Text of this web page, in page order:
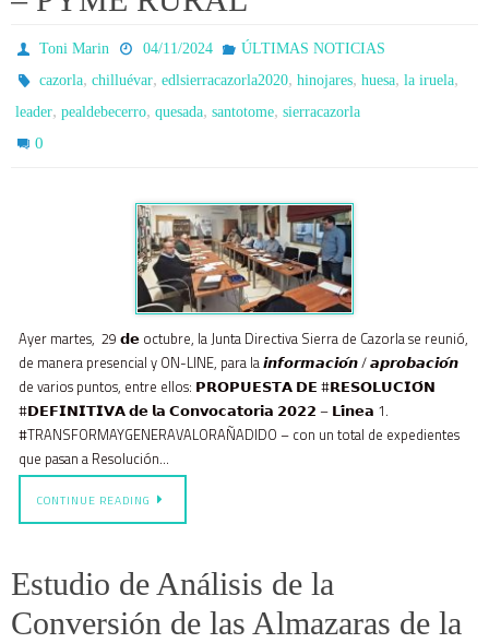
Toni Marin 04/11/2024
ÚLTIMAS NOTICIAS
cazorla,chilluévar,edlsierracazorla2020,hinojares,huesa,la iruela,
leader, pealdebecerro, quesada, santotome, sierracazorla
0
Ayer martes, 29 𝗱𝗲 octubre, la Junta Directiva Sierra de Cazorla se reunió,
de manera presencial y ON-LINE, para la 𝙞𝙣𝙛𝙤𝙧𝙢𝙖𝙘𝙞𝙤́𝙣 / 𝙖𝙥𝙧𝙤𝙗𝙖𝙘𝙞𝙤́𝙣
de varios puntos, entre ellos: 𝗣𝗥𝗢𝗣𝗨𝗘𝗦𝗧𝗔 𝗗𝗘 #𝗥𝗘𝗦𝗢𝗟𝗨𝗖𝗜𝗢́𝗡
#𝗗𝗘𝗙𝗜𝗡𝗜𝗧𝗜𝗩𝗔 𝗱𝗲 𝗹𝗮 𝗖𝗼𝗻𝘃𝗼𝗰𝗮𝘁𝗼𝗿𝗶𝗮 𝟮𝟬𝟮𝟮 – 𝗟𝗶́𝗻𝗲𝗮 1.
#TRANSFORMAYGENERAVALORAÑADIDO – con un total de expedientes
que pasan a Resolución…
CONTINUE READING
Estudio de Análisis de la
Conversión de las Almazaras de la